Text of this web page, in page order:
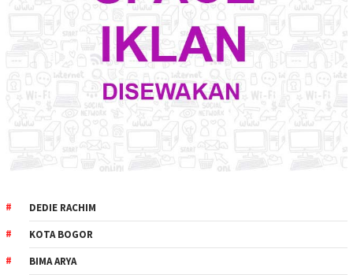
DEDIE RACHIM
KOTA BOGOR
BIMA ARYA